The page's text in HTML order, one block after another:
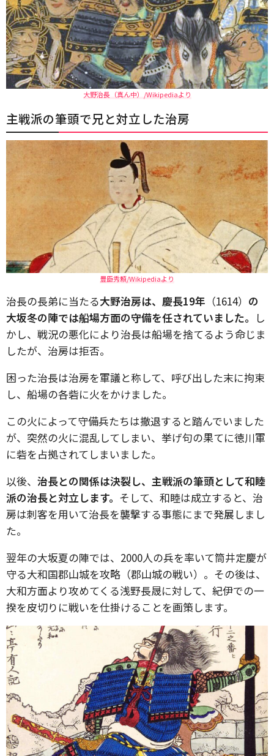
大野治長（真ん中）/Wikipediaより
主戦派の筆頭で兄と対立した治房
豊臣秀頼/Wikipediaより
治長の長弟に当たる大野治房は、慶長19年 （1614） の
大坂冬の陣では船場方面の守備を任されていました。 し
かし、戦況の悪化により治長は船場を捨てるよう命じま
したが、治房は拒否。
困った治長は治房を軍議と称して、呼び出した末に拘束
し、船場の各砦に火をかけました。
この火によって守備兵たちは撤退すると踏んでいました
が、突然の火に混乱してしまい、挙げ句の果てに徳川軍
に砦を占拠されてしまいました。
以後、 治長との関係は決裂し、主戦派の筆頭として和睦
派の治長と対立します。 そして、和睦は成立すると、治
房は刺客を用いて治長を襲撃する事態にまで発展しまし
た。
翌年の大坂夏の陣では、2000人の兵を率いて筒井定慶が
守る大和国郡山城を攻略（郡山城の戦い）。その後は、
大和方面より攻めてくる浅野長晟に対して、紀伊での一
揆を皮切りに戦いを仕掛けることを画策します。